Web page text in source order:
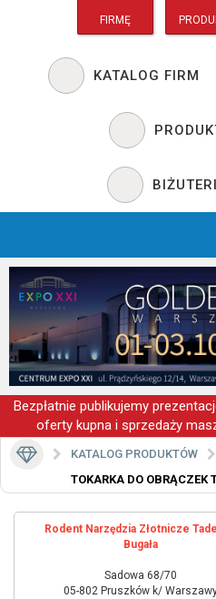
FIRMĘ
KATALOG FIRM
Bezpłatnie publikujemy
oferty kupna i sprzedaży
KATALOG PRODUKTÓW
TOKARKA DO OBRĄCZEK
Rodent Narzędzia Złotnicze
Bugała
Sadowa 68/70
05-802 Pruszków k/